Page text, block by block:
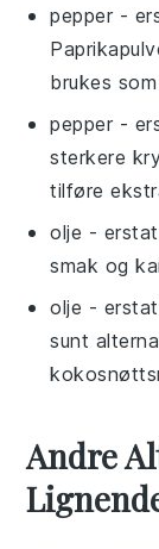
pepper -
brukes
pepper -
sterkere
tilføre
olje -
smak og
olje -
sunt
Andre